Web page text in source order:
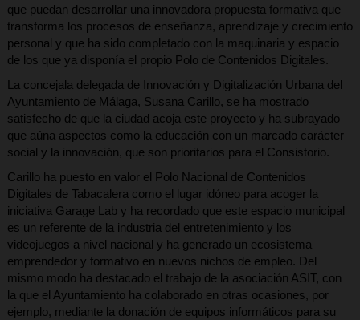
que puedan desarrollar una innovadora propuesta formativa que
transforma los procesos de enseñanza, aprendizaje y crecimiento
personal y que ha sido completado con la maquinaria y espacio
de los que ya disponía el propio Polo de Contenidos Digitales.
La concejala delegada de Innovación y Digitalización Urbana del
Ayuntamiento de Málaga, Susana Carillo, se ha mostrado
satisfecho de que la ciudad acoja este proyecto y ha subrayado
que aúna aspectos como la educación con un marcado carácter
social y la innovación, que son prioritarios para el Consistorio.
Carillo ha puesto en valor el Polo Nacional de Contenidos
Digitales de Tabacalera como el lugar idóneo para acoger la
iniciativa Garage Lab y ha recordado que este espacio municipal
es un referente de la industria del entretenimiento y los
videojuegos a nivel nacional y ha generado un ecosistema
emprendedor y formativo en nuevos nichos de empleo. Del
mismo modo ha destacado el trabajo de la asociación ASIT, con
la que el Ayuntamiento ha colaborado en otras ocasiones, por
ejemplo, mediante la donación de equipos informáticos para su